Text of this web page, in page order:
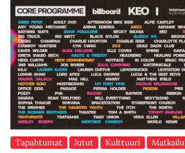
Tapahtumat Jutut Kulttuuri Matkailu